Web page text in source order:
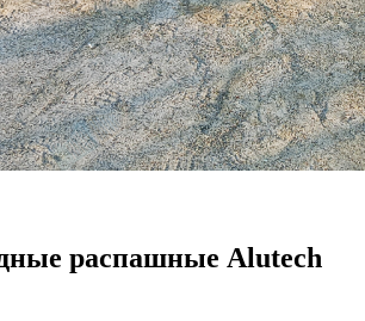
распашные Alutech